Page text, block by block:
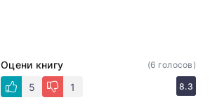
Оцени книгу
5
1
(6 голосов)
8.3